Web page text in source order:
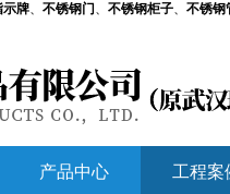
示牌、 不锈钢门 、 不锈钢柜子、 不锈钢
产品中心 工程案